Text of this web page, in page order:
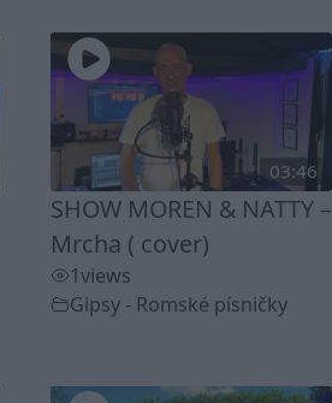
03:46
SHOW MOREN & NATTY –
Mrcha ( cover)
1views
Gipsy - Romské písničky